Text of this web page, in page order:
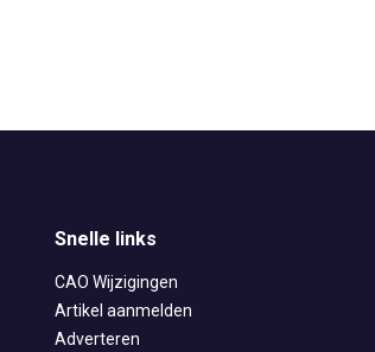
Snelle links
CAO Wijzigingen
Artikel aanmelden
Adverteren